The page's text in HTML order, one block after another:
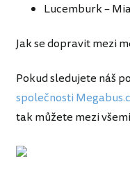
Lucemburk –
Jak se dopravit mezi
Pokud sledujete náš
společnosti
tak můžete mezi